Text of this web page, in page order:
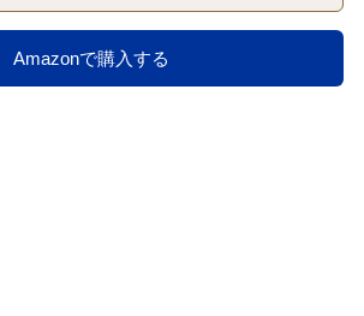
Amazonで購入する